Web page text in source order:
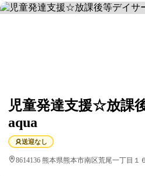
児童発達支援☆放課
aqua
送迎なし
8614136 熊本県熊本市南区荒尾一丁目１